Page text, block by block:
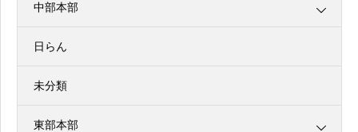
中部本部
日らん
未分類
東部本部